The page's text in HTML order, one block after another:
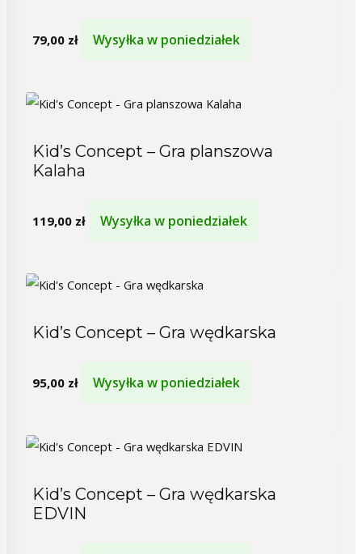
79,00 zł Wysyłka w poniedziałek
Kid’s Concept – Gra planszowa
Kalaha
119,00 zł Wysyłka w poniedziałek
Kid’s Concept – Gra wędkarska
95,00 zł Wysyłka w poniedziałek
Kid’s Concept – Gra wędkarska
EDVIN